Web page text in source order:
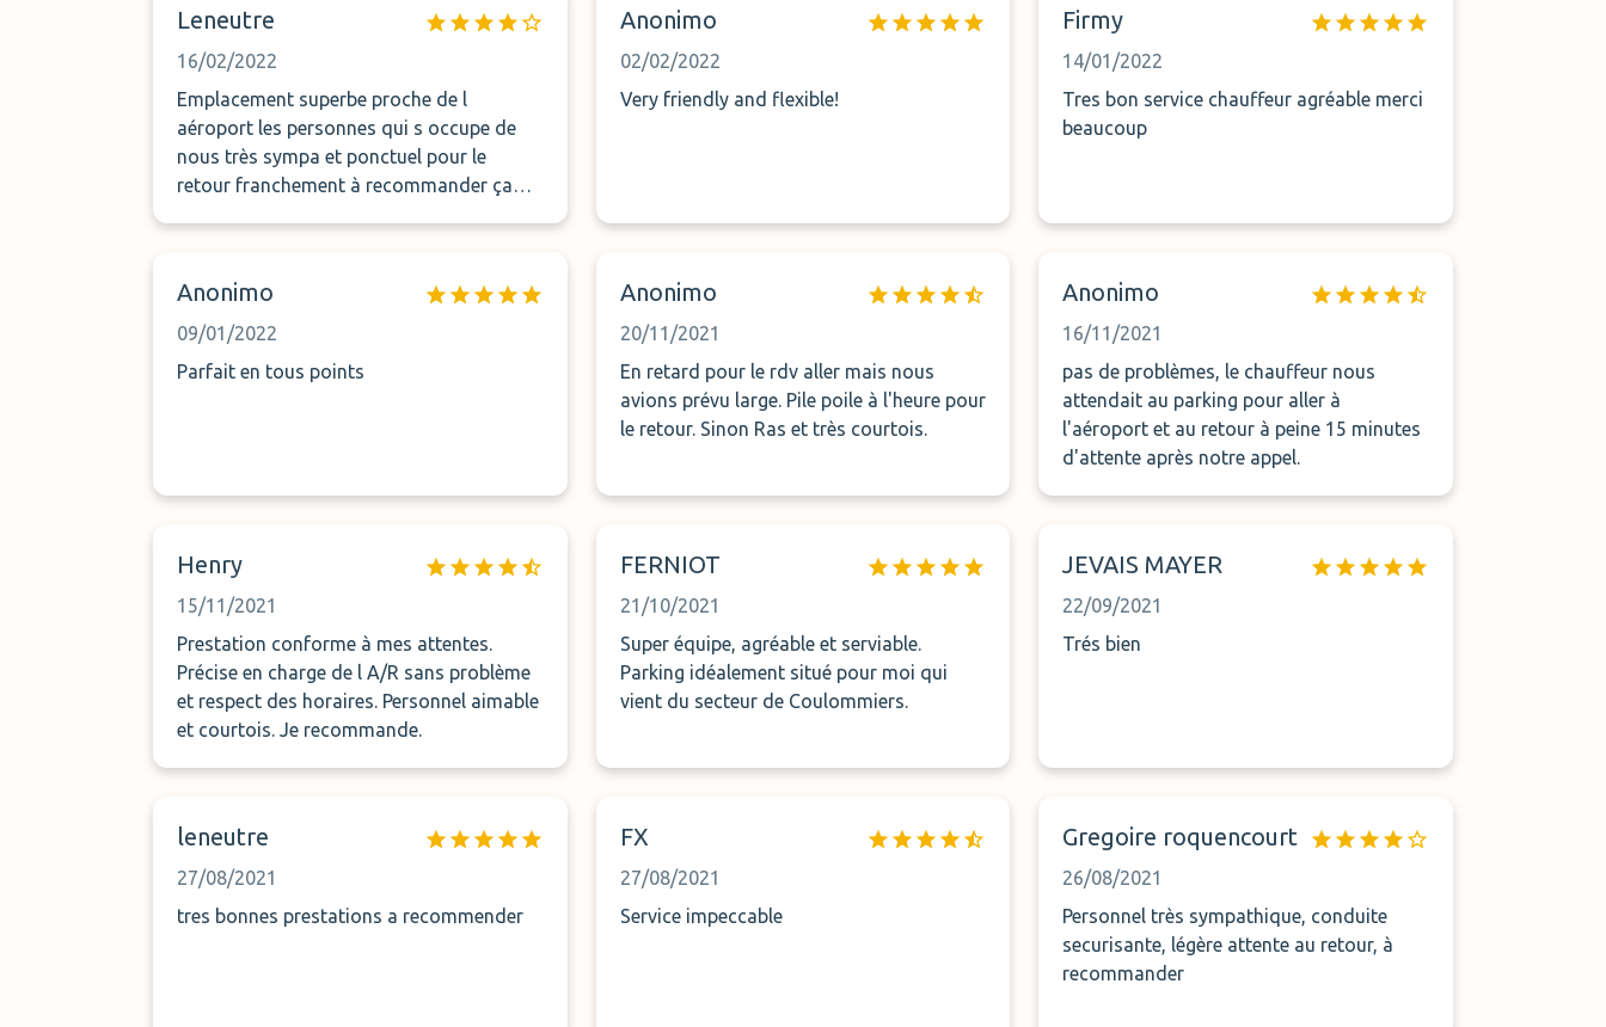
Leneutre
16/02/2022
Emplacement superbe proche de l
aéroport les personnes qui s occupe de
nous très sympa et ponctuel pour le
retour franchement à recommander ça
Anonimo
02/02/2022
Very friendly and flexible!
Firmy
14/01/2022
Tres bon service chauffeur agréable merci
beaucoup
Anonimo
09/01/2022
Parfait en tous points
Anonimo
20/11/2021
En retard pour le rdv aller mais nous
avions prévu large. Pile poile à l'heure pour
le retour. Sinon Ras et très courtois.
Anonimo
16/11/2021
pas de problèmes, le chauffeur nous
attendait au parking pour aller à
l'aéroport et au retour à peine 15 minutes
d'attente après notre appel.
Henry
15/11/2021
Prestation conforme à mes attentes.
Précise en charge de l A/R sans problème
et respect des horaires. Personnel aimable
et courtois. Je recommande.
FERNIOT
21/10/2021
Super équipe, agréable et serviable.
Parking idéalement situé pour moi qui
vient du secteur de Coulommiers.
JEVAIS MAYER
22/09/2021
Trés bien
leneutre
27/08/2021
tres bonnes prestations a recommender
FX
27/08/2021
Service impeccable
Gregoire roquencourt
26/08/2021
Personnel très sympathique, conduite
securisante, légère attente au retour, à
recommander